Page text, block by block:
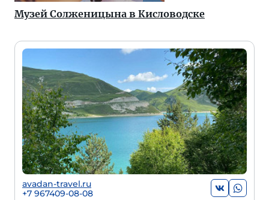
Музей Солженицына в Кисловодске
avadan-travel.ru
+7 967409-08-08